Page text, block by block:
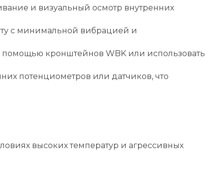
и визуальный осмотр внутренних
с минимальной вибрацией и
помощью кронштейнов WBK или использовать
потенциометров или датчиков, что
высоких температур и агрессивных